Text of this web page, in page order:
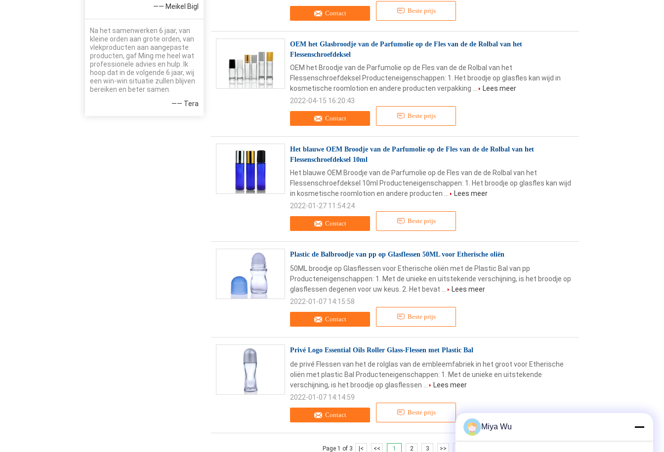
—— Meikel Bigl
Na het samenwerken 6 jaar, van
kleine orden aan grote orden, van
vlekproducten aan aangepaste
producten, gaf Ming me heel wat
professionele advies en hulp. Ik
hoop dat in de volgende 6 jaar, wij
een win-win situatie zullen blijven
bereiken en beter samen.
—— Tera
Contact Beste prijs
OEM het Glasbroodje van de Parfumolie op de Fles van de de Rolbal van het
Flessenschroefdeksel
Contact Beste prijs
OEM het Broodje van de Parfumolie op de Fles van de de Rolbal van het
Flessenschroefdeksel Producteneigenschappen: 1. Het broodje op glasfles kan wijd in
kosmetische roomlotion en andere producten verpakking ...
Lees meer
2022-04-15 16:20:43
Het blauwe OEM Broodje van de Parfumolie op de Fles van de de Rolbal van het
Flessenschroefdeksel 10ml
Contact Beste prijs
Het blauwe OEM Broodje van de Parfumolie op de Fles van de de Rolbal van het
Flessenschroefdeksel 10ml Producteneigenschappen: 1. Het broodje op glasfles kan wijd
in kosmetische roomlotion en andere producten ...
Lees meer
2022-01-27 11:54:24
Plastic de Balbroodje van pp op Glasflessen 50ML voor Etherische oliën
Contact Beste prijs
50ML broodje op Glasflessen voor Etherische oliën met de Plastic Bal van pp
Producteneigenschappen: 1. Met de unieke en uitstekende verschijning, is het broodje op
glasflessen degenen voor uw keus. 2. Het bevat ...
Lees meer
2022-01-07 14:15:58
Privé Logo Essential Oils Roller Glass-Flessen met Plastic Bal
Contact Beste prijs
de privé Flessen van het de rolglas van de embleemfabriek in het groot voor Etherische
oliën met plastic Bal Producteneigenschappen: 1. Met de unieke en uitstekende
verschijning, is het broodje op glasflessen ...
Lees meer
2022-01-07 14:14:59
Page 1 of 3 |< << 1 2 3 >>
Miya Wu